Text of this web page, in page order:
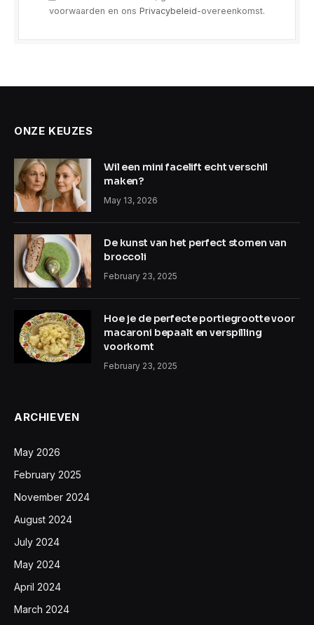
voorwaarden en ons Privacybeleid-overeenkomst.
ONZE KEUZES
Wil een mini facelift echt verschil
maken?
May 13, 2026
De kunst van het perfect stomen van
broccoli
February 23, 2025
Hoe je de perfecte portiegrootte voor
macaroni bepaalt en verspilling
voorkomt
February 23, 2025
ARCHIEVEN
May 2026
February 2025
November 2024
August 2024
July 2024
May 2024
April 2024
March 2024